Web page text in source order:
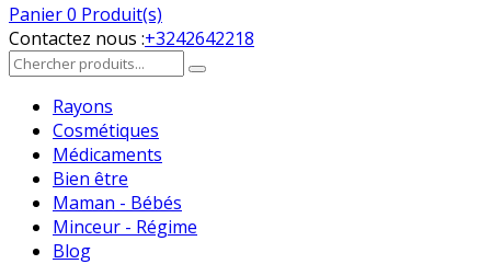
Panier0 Produit(s)
Contactez nous :+3242642218
Rayons
Cosmétiques
Médicaments
Bien être
Maman - Bébés
Minceur - Régime
Blog